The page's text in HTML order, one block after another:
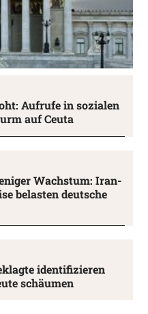
Aufrufe in sozialen
auf Ceuta
Wachstum: Iran-
belasten deutsche
identifizieren
schäumen